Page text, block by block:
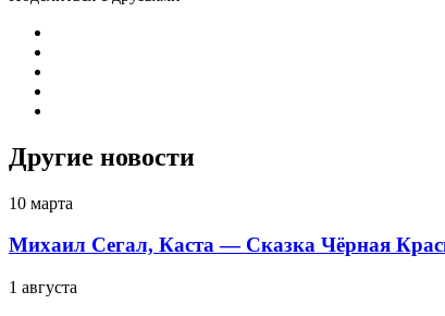
Другие новости
10 марта
Михаил Сегал, Каста — Сказка Чёрная
1 августа